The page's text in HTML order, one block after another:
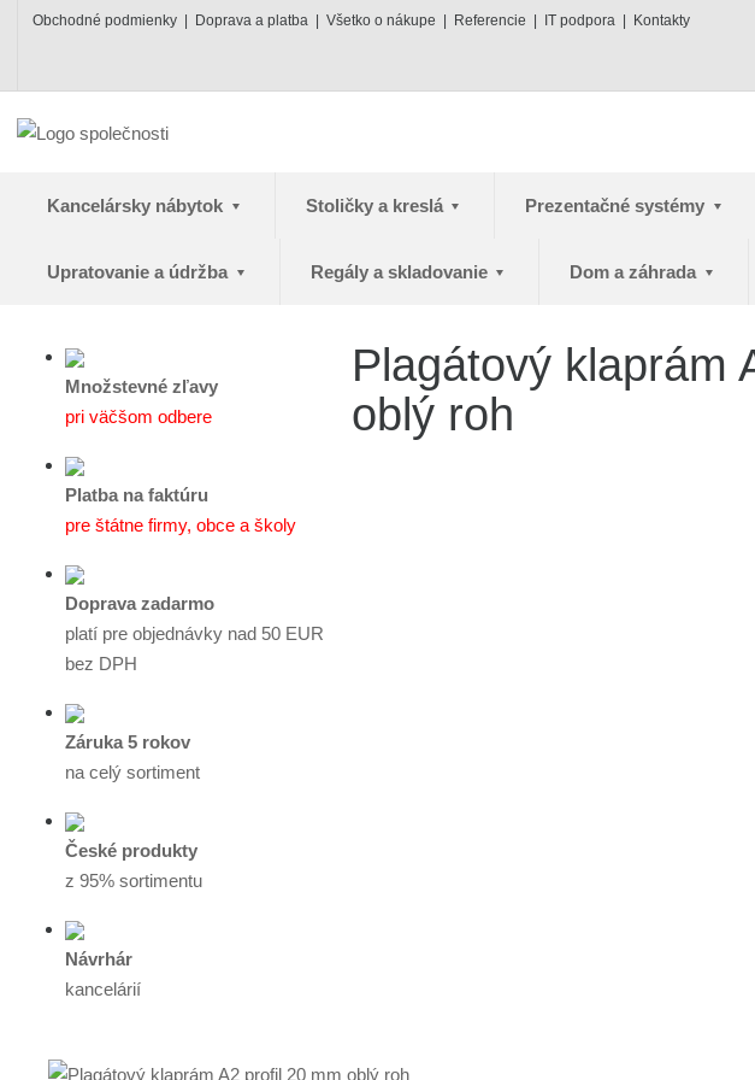
Obchodné podmienky Doprava a platba Všetko o nákupe Referencie IT podpora Kontakty
Kancelársky nábytok Stoličky a kreslá Prezentačné systémy
Upratovanie a údržba Regály a skladovanie Dom a záhrada
Množstevné zľavy
pri väčšom odbere
Platba na faktúru
pre štátne firmy, obce a školy
Doprava zadarmo
platí pre objednávky nad 50 EUR
bez DPH
Záruka 5 rokov
na celý sortiment
České produkty
z 95% sortimentu
Návrhár
kancelárií
Plagátový klaprám
oblý roh